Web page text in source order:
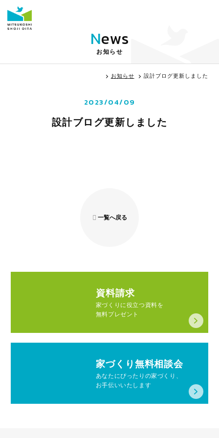
News
お知らせ
お知らせ 設計ブログ更新しました
2023/04/09
設計ブログ更新しました
一覧へ戻る
資料請求
家づくりに役立つ資料を
無料プレゼント
家づくり無料相談会
あなたにぴったりの家づくり、
お手伝いいたします